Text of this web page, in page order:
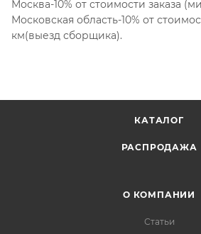
Москва-10% от стоимости заказа
Московская область-10% от
км(выезд сборщика).
КАТАЛОГ
РАСПРОДАЖА
О КОМПАНИИ
Статьи